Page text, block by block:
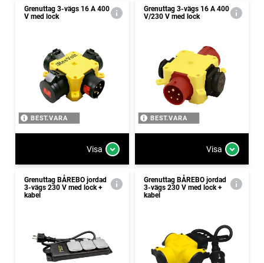
Grenuttag 3-vägs 16 A 400
V med lock
BEST.VARA
Visa
Grenuttag 3-vägs 16 A 400
V/230 V med lock
BEST.VARA
Visa
Grenuttag BÅREBO jordad
3-vägs 230 V med lock +
kabel
Grenuttag BÅREBO jordad
3-vägs 230 V med lock +
kabel